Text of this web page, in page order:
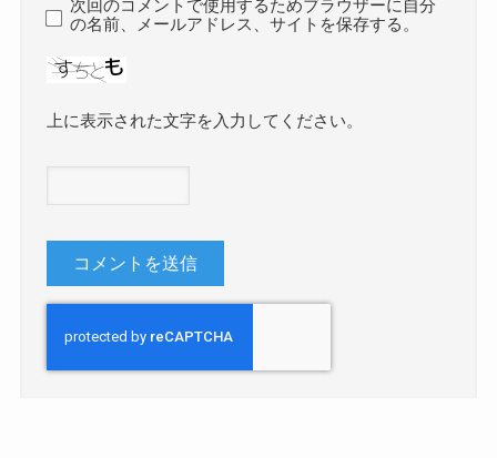
次回のコメントで使用するためブラウザーに自分
の名前、メールアドレス、サイトを保存する。
上に表示された文字を入力してください。